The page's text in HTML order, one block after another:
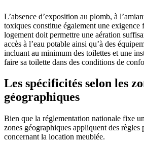
L’absence d’exposition au plomb, à
toxiques constitue également une exigence
logement doit permettre une aération
accès à l’eau potable ainsi qu’à des
incluant au minimum des toilettes et une
faire sa toilette dans des conditions de
Les spécificités selon les
géographiques
Bien que la réglementation nationale fixe
zones géographiques appliquent des règles
concernant la location meublée.